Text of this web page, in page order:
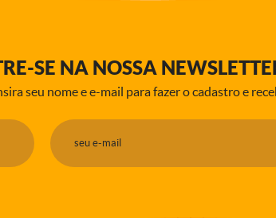
SE NA NOSSA
seu nome e e-mail para fazer o cadastro e